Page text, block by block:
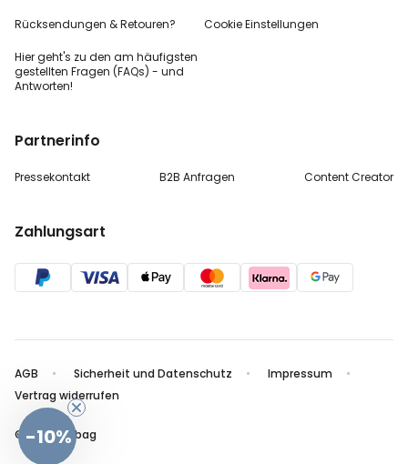
Rücksendungen & Retouren?
Hier geht's zu den am häufigsten
gestellten Fragen (FAQs) - und
Antworten!
Cookie Einstellungen
Partnerinfo
Pressekontakt B2B Anfragen Content Creator
Zahlungsart
AGB Sicherheit und Datenschutz
Impressum
Vertrag widerrufen
© 2026 radbag
-10%